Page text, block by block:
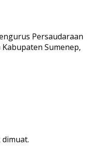
Persaudaraan
Kabupaten Sumenep,